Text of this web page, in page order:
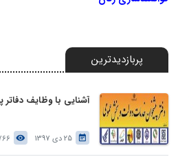
پربازدیدترین
آشنایی با وظایف
25 دی 1397